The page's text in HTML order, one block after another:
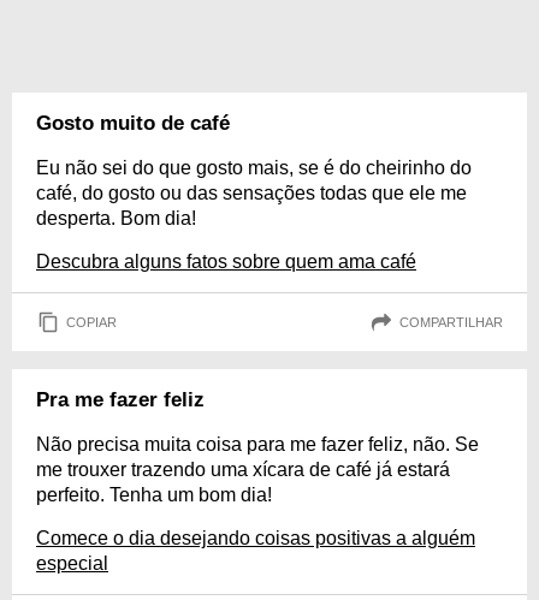
Gosto muito de café
Eu não sei do que gosto mais, se é do cheirinho do
café, do gosto ou das sensações todas que ele me
desperta. Bom dia!
Descubra alguns fatos sobre quem ama café
COPIAR COMPARTILHAR
Pra me fazer feliz
Não precisa muita coisa para me fazer feliz, não. Se
me trouxer trazendo uma xícara de café já estará
perfeito. Tenha um bom dia!
Comece o dia desejando coisas positivas a alguém
especial